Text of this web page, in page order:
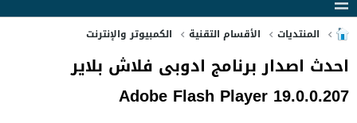
المنتديات الأقسام التقنية الكمبيوتر والإنترنت
احدث اصدار برنامج ادوبى فلاش بلاير
Adobe Flash Player 19.0.0.207